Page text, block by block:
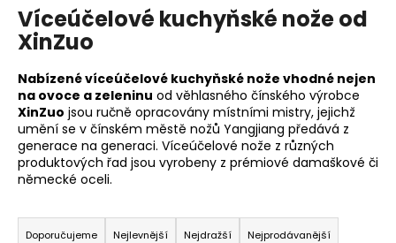
Víceúčelové kuchyňské nože od
XinZuo
Nabízené víceúčelové kuchyňské nože vhodné nejen
na ovoce a zeleninu od věhlasného čínského výrobce
XinZuo jsou ručně opracovány místními mistry, jejichž
umění se v čínském městě nožů Yangjiang předává z
generace na generaci. Víceúčelové nože z různých
produktových řad jsou vyrobeny z prémiové damaškové či
německé oceli.
Ř
Doporučujeme Nejlevnější Nejdražší Nejprodávanější
D
o
p
o
u